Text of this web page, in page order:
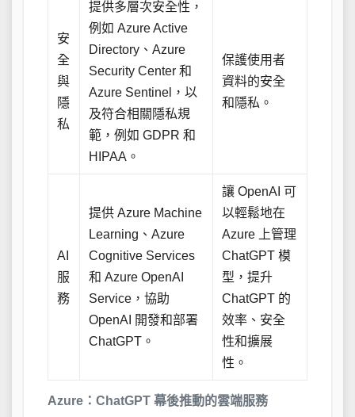
Azure：ChatGPT 幕後推動的雲端服務
安
全
與
隱
私
提供多層次安全性，
例如 Azure Active
Directory、Azure
Security Center 和
Azure Sentinel，以
及符合相關隱私規
範，例如 GDPR 和
HIPAA。
保護使用者
資料的安全
和隱私。
AI
服
務
提供 Azure Machine
Learning、Azure
Cognitive Services
和 Azure OpenAI
Service，協助
OpenAI 開發和部署
ChatGPT。
讓 OpenAI 可
以輕鬆地在
Azure 上管理
ChatGPT 模
型，提升
ChatGPT 的
效率、安全
性和擴展
性。